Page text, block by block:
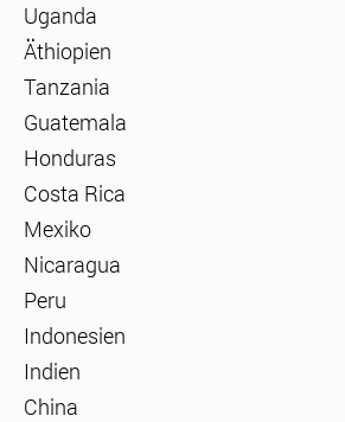
Uganda
Äthiopien
Tanzania
Guatemala
Honduras
Costa Rica
Mexiko
Nicaragua
Peru
Indonesien
Indien
China